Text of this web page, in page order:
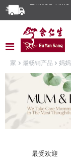
家 最畅销产品 妈